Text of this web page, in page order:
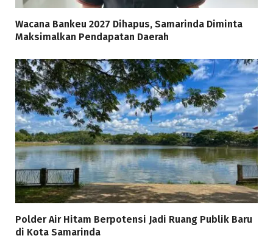
Wacana Bankeu 2027 Dihapus, Samarinda Diminta
Maksimalkan Pendapatan Daerah
Polder Air Hitam Berpotensi Jadi Ruang Publik Baru
di Kota Samarinda